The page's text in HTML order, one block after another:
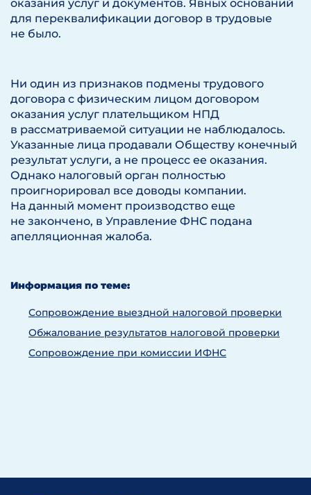
оказания услуг и документов. Явных оснований
для переквалификации договор в трудовые
не было.
Ни один из признаков подмены трудового
договора с физическим лицом договором
оказания услуг плательщиком НПД
в рассматриваемой ситуации не наблюдалось.
Указанные лица продавали Обществу конечный
результат услуги, а не процесс ее оказания.
Однако налоговый орган полностью
проигнорировал все доводы компании.
На данный момент производство еще
не закончено, в Управление ФНС подана
апелляционная жалоба.
Информация по теме:
Сопровождение выездной налоговой проверки
Обжалование результатов налоговой проверки
Сопровождение при комиссии ИФНС